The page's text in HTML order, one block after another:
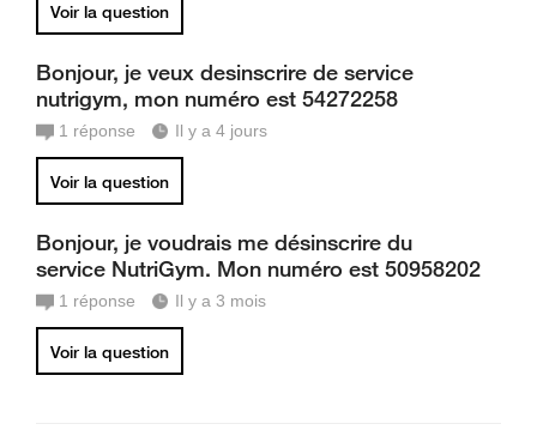
Voir la question
Bonjour, je veux desinscrire de service
nutrigym, mon numéro est 54272258
1 réponse Il y a 4 jours
Voir la question
Bonjour, je voudrais me désinscrire du
service NutriGym. Mon numéro est 50958202
1 réponse Il y a 3 mois
Voir la question